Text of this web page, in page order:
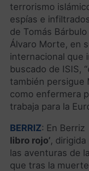
terrorismo
espías e
de Tomás
Álvaro Morte, en
internacional que
buscado de ISIS,
también persigue
como enfermera
trabaja para la
BERRIZ: En
libro rojo’,
las aventuras de
que tras la